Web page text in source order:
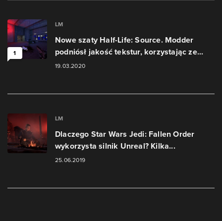
1
LM
Nowe szaty Half-Life: Source. Modder
podniósł jakość tekstur, korzystając ze...
19.03.2020
LM
Dlaczego Star Wars Jedi: Fallen Order
wykorzysta silnik Unreal? Kilka...
25.06.2019